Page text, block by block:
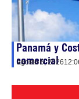
Panamá y
comercial
agosto 6, 2026